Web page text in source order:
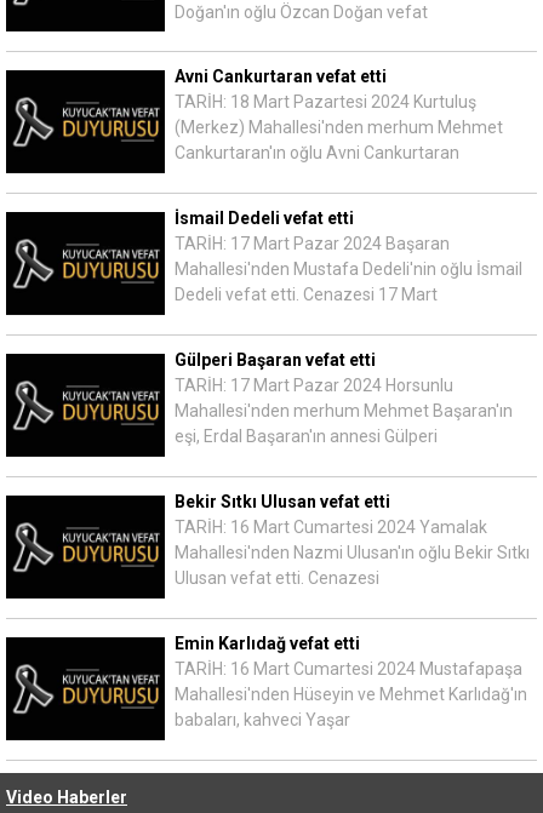
Doğan'ın oğlu Özcan Doğan vefat
Avni Cankurtaran vefat etti
TARİH: 18 Mart Pazartesi 2024 Kurtuluş
(Merkez) Mahallesi'nden merhum Mehmet
Cankurtaran'ın oğlu Avni Cankurtaran
İsmail Dedeli vefat etti
TARİH: 17 Mart Pazar 2024 Başaran
Mahallesi'nden Mustafa Dedeli'nin oğlu İsmail
Dedeli vefat etti. Cenazesi 17 Mart
Gülperi Başaran vefat etti
TARİH: 17 Mart Pazar 2024 Horsunlu
Mahallesi'nden merhum Mehmet Başaran'ın
eşi, Erdal Başaran'ın annesi Gülperi
Bekir Sıtkı Ulusan vefat etti
TARİH: 16 Mart Cumartesi 2024 Yamalak
Mahallesi'nden Nazmi Ulusan'ın oğlu Bekir Sıtkı
Ulusan vefat etti. Cenazesi
Emin Karlıdağ vefat etti
TARİH: 16 Mart Cumartesi 2024 Mustafapaşa
Mahallesi'nden Hüseyin ve Mehmet Karlıdağ'ın
babaları, kahveci Yaşar
Video Haberler